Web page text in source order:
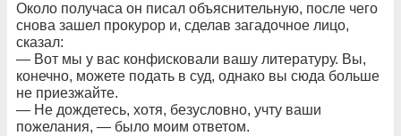
Около получаса он писал объяснительную, после чего
снова зашел прокурор и, сделав загадочное лицо,
сказал:
— Вот мы у вас конфисковали вашу литературу. Вы,
конечно, можете подать в суд, однако вы сюда больше
не приезжайте.
— Не дождетесь, хотя, безусловно, учту ваши
пожелания, — было моим ответом.